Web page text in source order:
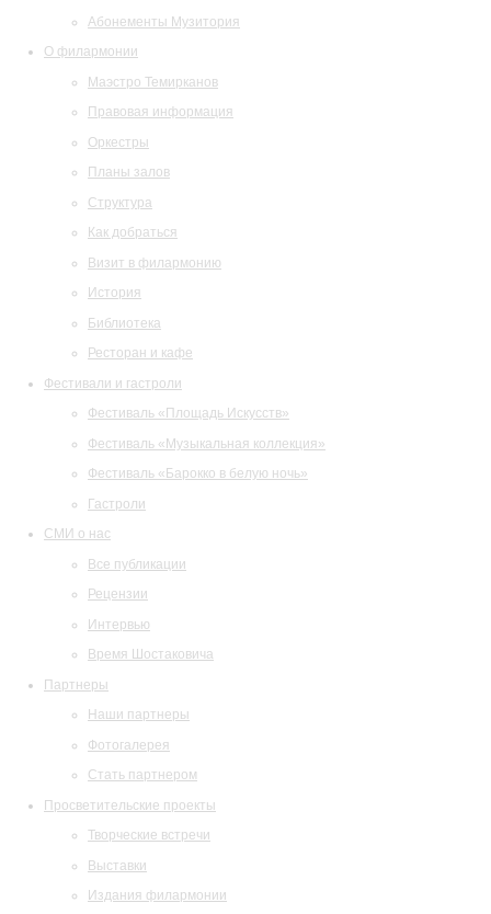
Абонементы Музитория
О филармонии
Маэстро Темирканов
Правовая информация
Оркестры
Планы залов
Структура
Как добраться
Визит в филармонию
История
Библиотека
Ресторан и кафе
Фестивали и гастроли
Фестиваль «Площадь Искусств»
Фестиваль «Музыкальная коллекция»
Фестиваль «Барокко в белую ночь»
Гастроли
СМИ о нас
Все публикации
Рецензии
Интервью
Время Шостаковича
Партнеры
Наши партнеры
Фотогалерея
Стать партнером
Просветительские проекты
Творческие встречи
Выставки
Издания филармонии